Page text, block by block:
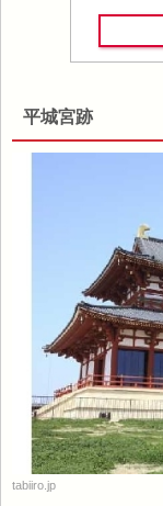
平城宮跡
tabiiro.jp